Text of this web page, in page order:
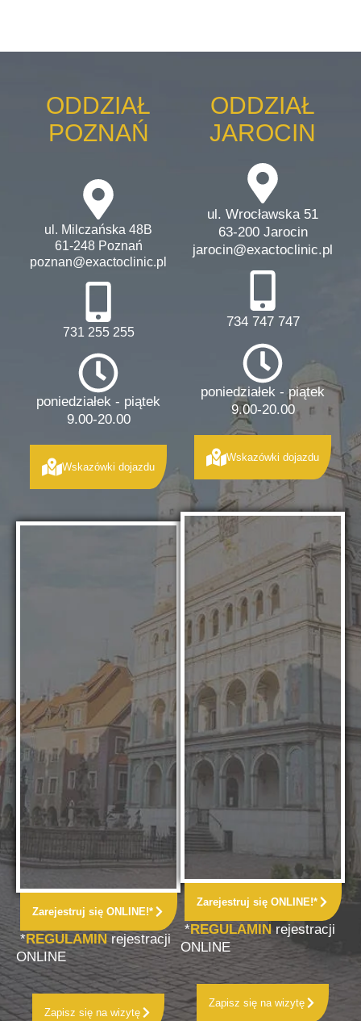
ODDZIAŁ
POZNAŃ
ul. Milczańska 48B
61-248 Poznań
poznan@exactoclinic.pl
731 255 255
poniedziałek - piątek
9.00-20.00
Wskazówki dojazdu
Zarejestruj się ONLINE!*
*REGULAMIN rejestracji
ONLINE
Zapisz się na wizytę
ODDZIAŁ
JAROCIN
ul. Wrocławska 51
63-200 Jarocin
jarocin@exactoclinic.pl
734 747 747
poniedziałek - piątek
9.00-20.00
Wskazówki dojazdu
Zarejestruj się ONLINE!*
*REGULAMIN rejestracji
ONLINE
Zapisz się na wizytę